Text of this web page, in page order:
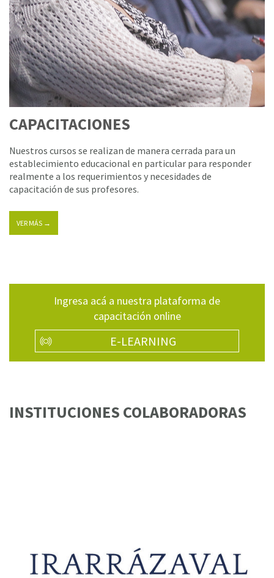
CAPACITACIONES
Nuestros cursos se realizan de manera cerrada para un
establecimiento educacional en particular para responder
realmente a los requerimientos y necesidades de
capacitación de sus profesores.
VER MÁS →
Ingresa acá a nuestra plataforma de
capacitación online
E-LEARNING
INSTITUCIONES COLABORADORAS